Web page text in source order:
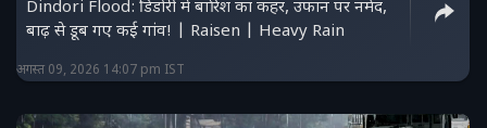
Dindori Flood: डिंडोरी में बारिश का कहर, उफान पर नर्मद,
बाढ़ से डूब गए कई गांव! | Raisen | Heavy Rain
अगस्त 09, 2026 14:07 pm IST